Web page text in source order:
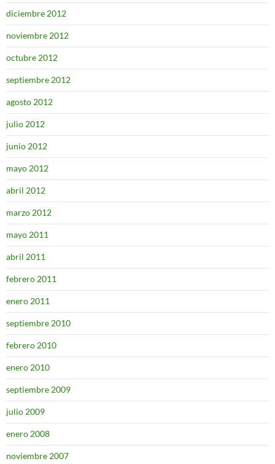
diciembre 2012
noviembre 2012
octubre 2012
septiembre 2012
agosto 2012
julio 2012
junio 2012
mayo 2012
abril 2012
marzo 2012
mayo 2011
abril 2011
febrero 2011
enero 2011
septiembre 2010
febrero 2010
enero 2010
septiembre 2009
julio 2009
enero 2008
noviembre 2007